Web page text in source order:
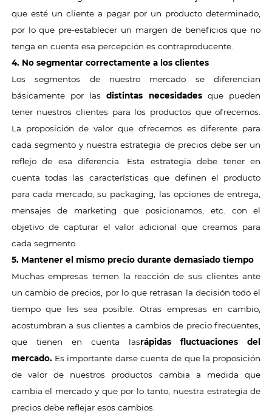
que esté un cliente a pagar por un producto determinado,
por lo que pre-establecer un margen de beneficios que no
tenga en cuenta esa percepción es contraproducente.
4. No segmentar correctamente a los clientes
Los segmentos de nuestro mercado se diferencian
básicamente por las distintas necesidadesque pueden
tener nuestros clientes para los productos que ofrecemos.
La proposición de valor que ofrecemos es diferente para
cada segmento y nuestra estrategia de precios debe ser un
reflejo de esa diferencia. Esta estrategia debe tener en
cuenta todas las características que definen el producto
para cada mercado, su packaging, las opciones de entrega,
mensajes de marketing que posicionamos, etc. con el
objetivo de capturar el valor adicional que creamos para
cada segmento.
5. Mantener el mismo precio durante demasiado tiempo
Muchas empresas temen la reacción de sus clientes ante
un cambio de precios, por lo que retrasan la decisión todo el
tiempo que les sea posible. Otras empresas en cambio,
acostumbran a sus clientes a cambios de precio frecuentes,
que tienen en cuenta lasrápidas fluctuaciones del
mercado. Es importante darse cuenta de que la proposición
de valor de nuestros productos cambia a medida que
cambia el mercado y que por lo tanto, nuestra estrategia de
precios debe reflejar esos cambios.